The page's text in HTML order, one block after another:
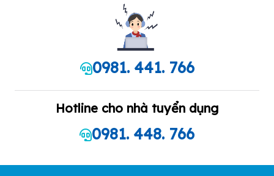
0981. 441. 766
Hotline cho nhà tuyển dụng
0981. 448. 766